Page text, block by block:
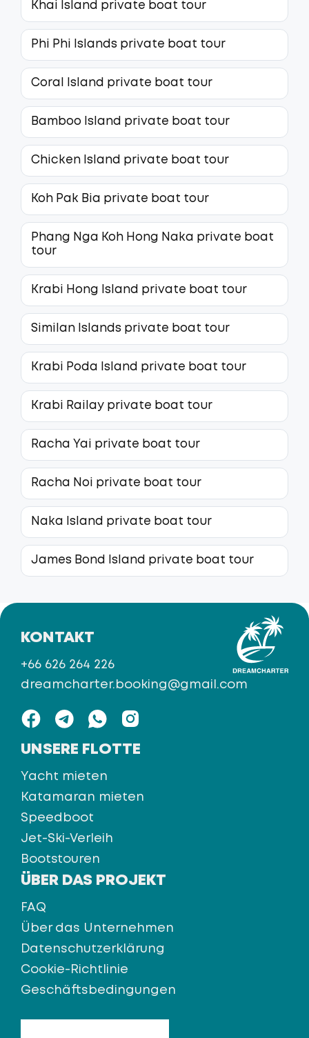
Khai Island private boat tour
Phi Phi Islands private boat tour
Coral Island private boat tour
Bamboo Island private boat tour
Chicken Island private boat tour
Koh Pak Bia private boat tour
Phang Nga Koh Hong Naka private boat
tour
Krabi Hong Island private boat tour
Similan Islands private boat tour
Krabi Poda Island private boat tour
Krabi Railay private boat tour
Racha Yai private boat tour
Racha Noi private boat tour
Naka Island private boat tour
James Bond Island private boat tour
UNSERE FLOTTE
Yacht mieten
Katamaran mieten
Speedboot
Jet-Ski-Verleih
Bootstouren
ÜBER DAS PROJEKT
FAQ
Über das Unternehmen
Datenschutzerklärung
Cookie-Richtlinie
Geschäftsbedingungen
KONTAKT
+66 626 264 226
dreamcharter.booking@gmail.com